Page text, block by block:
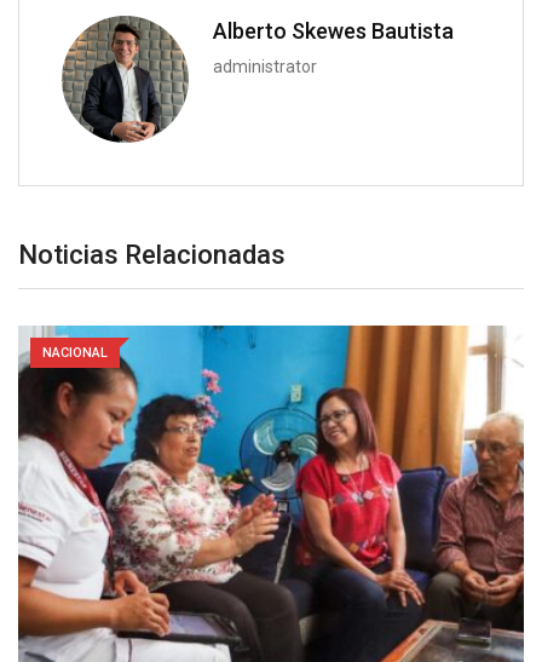
Alberto Skewes Bautista
administrator
Noticias Relacionadas
NACIONAL